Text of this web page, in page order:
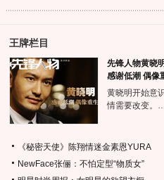
王牌栏目
先锋人物黄晓
感谢低潮 偶像
黄晓明开始意
情需要改变
《秘密天使》陈翔情迷金素恩YURA
NewFace张俪：不怕定型“物质女”